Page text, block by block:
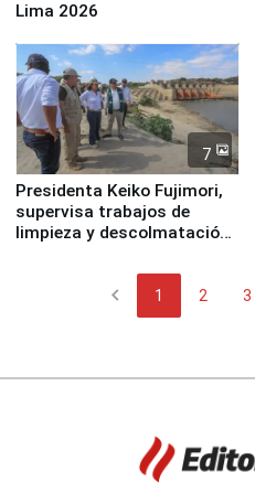
Lima 2026
7
Presidenta Keiko Fujimori,
supervisa trabajos de
limpieza y descolmatación
chevron_left 1 2 3